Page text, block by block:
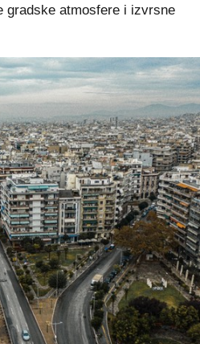
gradske atmosfere i izvrsne